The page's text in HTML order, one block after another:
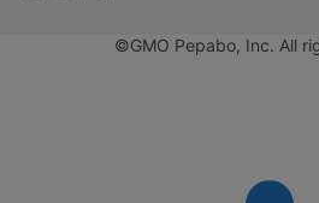
©GMO Pepabo, Inc. All